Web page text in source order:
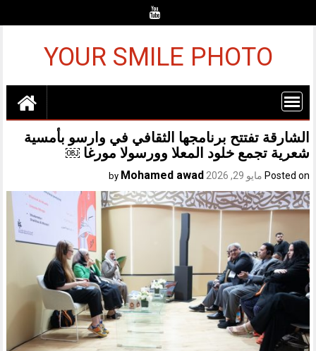
YOUR SMILE PHOTO
الشارقة تفتتح برنامجها الثقافي في وارسو بأمسية
شعرية تجمع خلود المعلا وورسولا مورغا ￼
Posted on مايو 29, 2026 Mohamed awad